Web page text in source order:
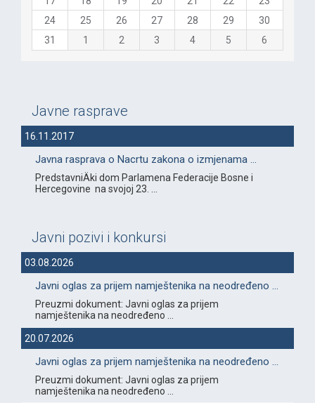
24
25 26 27 28 29
30
31
1 2 3 4 5 6
Javne rasprave
16.11.2017
Javna rasprava o Nacrtu zakona o izmjenama ...
PredstavniÄki dom Parlamena Federacije Bosne i
Hercegovine na svojoj 23. ...
Javni pozivi i konkursi
03.08.2026
Javni oglas za prijem namještenika na neodređeno ...
Preuzmi dokument: Javni oglas za prijem
namještenika na neodređeno ...
20.07.2026
Javni oglas za prijem namještenika na neodređeno ...
Preuzmi dokument: Javni oglas za prijem
namještenika na neodređeno ...